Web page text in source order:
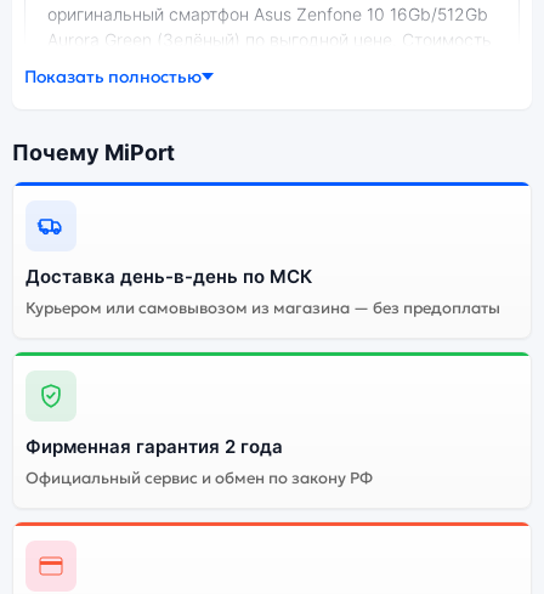
оригинальный смартфон Asus Zenfone 10 16Gb/512Gb
Aurora Green (Зелёный) по выгодной цене. Стоимость
модификации.
(Зелёный) — удачное сочетание цены,
производительности и дизайна. Модель доступна в
свои задачи.
Zenfone 10 16Gb/512Gb Aurora Green (Зелёный) можно
ниже, в разделе «Характеристики». Если выбранной
конфигурации нет в наличии — оформите заказ на
сайте, и мы привезём её в кратчайшие сроки.
Доступна экспресс-доставка по Москве и
самовывоз.
Почему стоит купить смартфон
Показать полностью
Почему MiPort
Доставка день-в-день по МСК
Курьером или самовывозом из магазина — без предоплаты
Фирменная гарантия 2 года
Официальный сервис и обмен по закону РФ